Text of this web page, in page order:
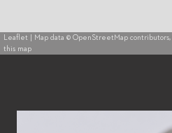
Leaflet | Map data © OpenStreetMap contributors,
this map